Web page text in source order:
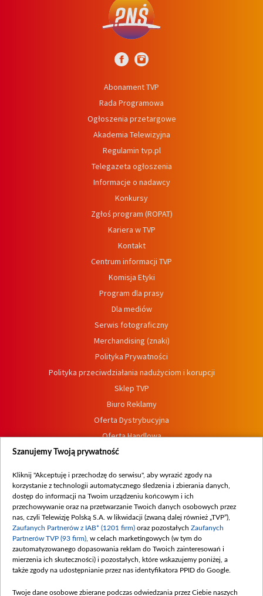
Abonament TVP
Rada Programowa
Ogłoszenia przetargowe
Akademia Telewizyjna
Regulamin tvp.pl
Telegazeta ogłoszenia
Informacje o nadawcy
Konkursy
Zgłoś program (ROPAT)
Kariera w TVP
Kontakt
Centrum informacji TVP
Komisja Etyki
Program dla prasy
Dla mediów
Serwis fotograficzny
Merchandising (znaki)
Polityka Prywatności
Polityka przeciwdziałania nadużyciom i korupcji
Sklep TVP
Biuro Reklamy
Oferta Dystrybucyjna
Oferta Handlowa
Dostępność
Procedura zgłoszeń wewnętrznych
Szanujemy Twoją prywatność
Kliknij "Akceptuję i przechodzę do serwisu", aby wyrazić zgody na
korzystanie z technologii automatycznego śledzenia i zbierania danych,
dostęp do informacji na Twoim urządzeniu końcowym i ich
przechowywanie oraz na przetwarzanie Twoich danych osobowych przez
nas, czyli Telewizję Polską S.A. w likwidacji (zwaną dalej również „TVP”),
Zaufanych Partnerów z IAB* (1201 firm) oraz pozostałych Zaufanych
Partnerów TVP (93 firm) , w celach marketingowych (w tym do
zautomatyzowanego dopasowania reklam do Twoich zainteresowań i
mierzenia ich skuteczności) i pozostałych, które wskazujemy poniżej, a
także zgody na udostępnianie przez nas identyfikatora PPID do Google.
Twoje dane osobowe zbierane podczas odwiedzania przez Ciebie naszych